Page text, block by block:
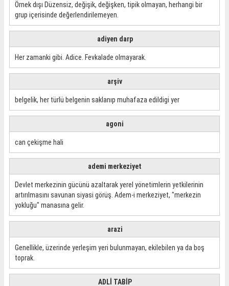
Örnek dışı Düzensiz, değişik, değişken, tipik olmayan, herhangi bir
grup içerisinde değerlendirilemeyen.
adiyen darp
Her zamanki gibi. Adice. Fevkalade olmayarak.
arşiv
belgelik, her türlü belgenin saklanıp muhafaza edildigi yer
agoni
can çekişme hali
ademi merkeziyet
Devlet merkezinin gücünü azaltarak yerel yönetimlerin yetkilerinin
artırılmasını savunan siyasi görüş. Adem-i merkeziyet, "merkezin
yokluğu" manasına gelir.
arazi
Genellikle, üzerinde yerleşim yeri bulunmayan, ekilebilen ya da boş
toprak.
ADLİ TABİP